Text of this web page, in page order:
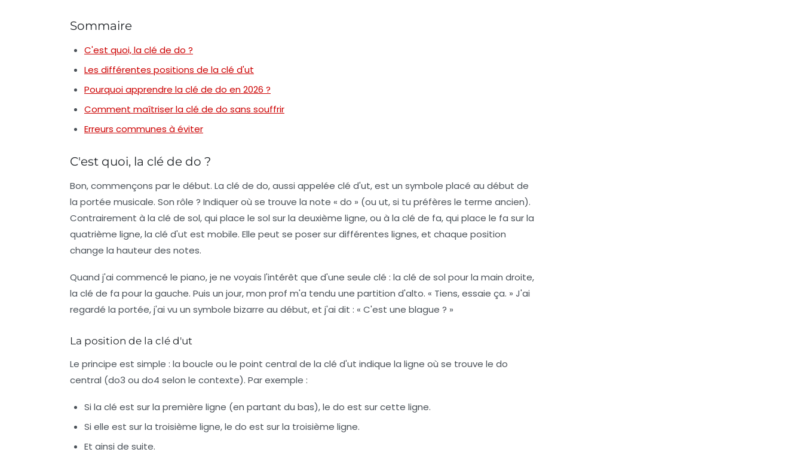
Sommaire
C'est quoi, la clé de do ?
Les différentes positions de la clé d'ut
Pourquoi apprendre la clé de do en 2026 ?
Comment maîtriser la clé de do sans souffrir
Erreurs communes à éviter
C'est quoi, la clé de do ?
Bon, commençons par le début. La clé de do, aussi appelée clé d'ut, est un symbole placé au début de
la portée musicale. Son rôle ? Indiquer où se trouve la note « do » (ou ut, si tu préfères le terme ancien).
Contrairement à la clé de sol, qui place le sol sur la deuxième ligne, ou à la clé de fa, qui place le fa sur la
quatrième ligne, la clé d'ut est mobile. Elle peut se poser sur différentes lignes, et chaque position
change la hauteur des notes.
Quand j'ai commencé le piano, je ne voyais l'intérêt que d'une seule clé : la clé de sol pour la main droite,
la clé de fa pour la gauche. Puis un jour, mon prof m'a tendu une partition d'alto. « Tiens, essaie ça. » J'ai
regardé la portée, j'ai vu un symbole bizarre au début, et j'ai dit : « C'est une blague ? »
La position de la clé d'ut
Le principe est simple : la boucle ou le point central de la clé d'ut indique la ligne où se trouve le do
central (do3 ou do4 selon le contexte). Par exemple :
Si la clé est sur la première ligne (en partant du bas), le do est sur cette ligne.
Si elle est sur la troisième ligne, le do est sur la troisième ligne.
Et ainsi de suite.